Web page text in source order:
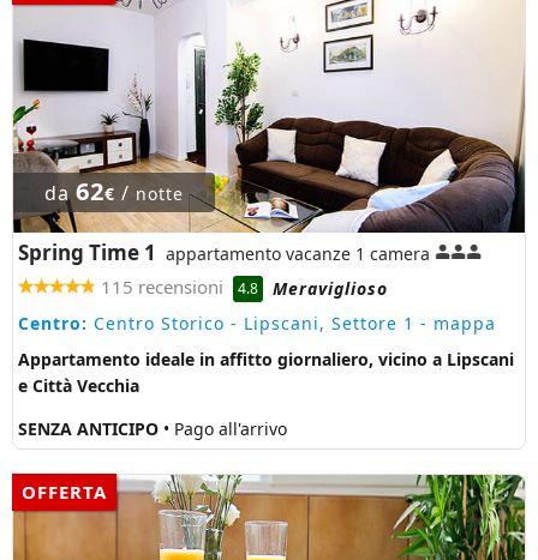
da 62€ / notte
Spring Time 1 appartamento vacanze 1 camera
115 recensioni 4.8
Meraviglioso
Centro: Centro Storico - Lipscani, Settore 1 - mappa
Appartamento ideale in affitto giornaliero, vicino a Lipscani
e Città Vecchia
SENZA ANTICIPO • Pago all'arrivo
OFFERTA